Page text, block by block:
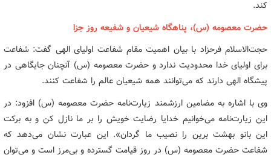
کند.
حضرت معصومه (س)، پناهگاه شیعیان و شفیعه روز جزا
حجت‌الاسلام فرحزاد با بیان اهمیت مقام شفاعت اولیای الهی گفت: شفاعت
برای اولیای خدا محدودیت ندارد و حضرت معصومه (س) آنچنان جایگاهی در
پیشگاه الهی دارند که می‌توانند همه شیعیان عالم را شفاعت کنند.
وی با اشاره به مضامین ارزشمند زیارت‌نامه حضرت معصومه (س) افزود: در
این زیارت‌نامه می‌خوانیم خدایا رضایت خویش را بر ما نازل کن و به برکت
این بانو بهشت برین را نصیب ما گردان». این عبارت نشان می‌دهد که
شفاعت حضرت معصومه (س) در روز قیامت گسترده و بی‌مرز است و می‌توان